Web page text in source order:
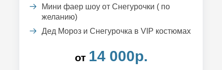
Мини фаер шоу от Снегурочки ( по
желанию)
Дед Мороз и Снегурочка в VIP костюмах
от 14 000р.